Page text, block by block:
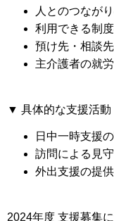
人とのつなが
利用できる制
預け先・相談
主介護者の就
▼ 具体的な支援活動
日中一時支援
訪問による見
外出支援の提供
2024年度 支援募集